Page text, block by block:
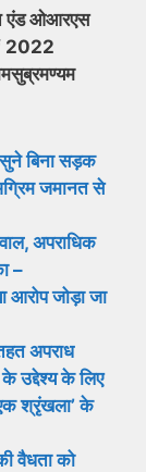
एंड ओआरएस
2022
सुने बिना सड़क
जमानत से
अपराधिक
–
आरोप जोड़ा जा
अपराध
उद्देश्य के लिए
श्रृंखला’ के
वैधता को